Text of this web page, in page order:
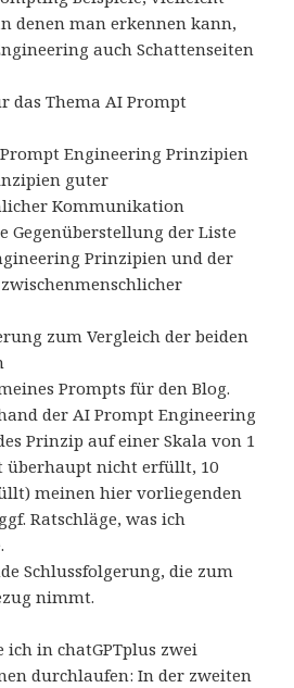
denen man erkennen kann,
auch Schattenseiten
das Thema AI Prompt
Engineering Prinzipien
guter
Kommunikation
Gegenüberstellung der Liste
Prinzipien und der
zum Vergleich der beiden
Prompts für den Blog.
der AI Prompt Engineering
Prinzip auf einer Skala von 1
überhaupt nicht erfüllt, 10
meinen hier vorliegenden
Ratschläge, was ich
Schlussfolgerung, die zum
nimmt.
ich in chatGPTplus zwei
durchlaufen: In der zweiten